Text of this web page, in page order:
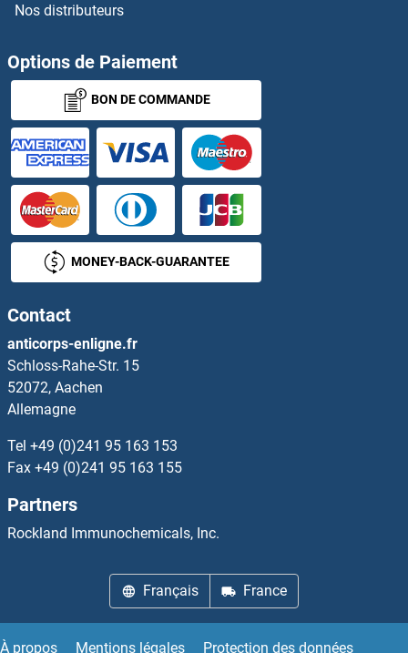
Moesin Kits ELISA
MOG Kits ELISA
MOGAT1 Kits ELISA
MOGAT2 Kits ELISA
MOK Kits ELISA
MOMP Kits ELISA
Monoamine Oxidase A Kits ELISA
Monoamine Oxidase B Kits ELISA
MOSC1 Kits ELISA
Motilin Kits ELISA
MPEG1 Kits ELISA
MPHOSPH10 Kits ELISA
MPI Kits ELISA
MPL Kits ELISA
Nos distributeurs
Options de Paiement
BON DE COMMANDE
MONEY-BACK-GUARANTEE
Contact
anticorps-enligne.fr
Schloss-Rahe-Str. 15
52072, Aachen
Allemagne
Tel +49 (0)241 95 163 153
Fax +49 (0)241 95 163 155
Partners
Rockland Immunochemicals, Inc.
Français France
À propos Mentions légales Protection des données